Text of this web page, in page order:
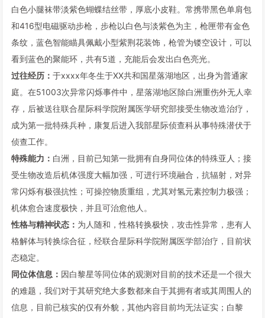
白色小腿袜带淡紫色蝴蝶结丝带，厚底小皮鞋。常携带黑色单肩包
和416型电磁驱动步枪，步枪以白色与淡紫色为主，枪匣带有金色
条纹，蓝色智能瞄具佩戴小型紫荆花装饰，枪管为镂空设计，可以
看到蓝色的聚能环，共有5道，充能后会发出白色亮光。
过往经历： 于xxxx年冬生于XX共和国星落湖地区，出身为普通家
庭。在51003次异常闪烁事件中，星落湖地区除白洲重伤外无人幸
存，后被送往联合星际科学院附属医学研究部接受生物改造治疗，
成为第一批特殊兵种，康复后进入我部星际侦查科从事特殊潜伏于
侦查工作。
特殊能力： 白洲，目前已知第一批拥有自身同位体的特殊亚人；接
受生物改造后机体强度大幅加强，可进行环境融合，抗辐射，对异
常闪烁有极强抗性；可操控物质重组，尤其对氢元素控制力极强；
机体愈合速度极快，并且可治愈他人。
性格与精神状态： 为人随和，性格转换极快，攻击性异常，患有人
格解体与转换综合征，经联合星际科学院附属医学部治疗，目前状
态稳定。
同位体信息： 因白黎星等同位体的观测对目前的技术还是一个很大
的难题，我们对于其研究绝大多数都来自于其拥有者或其周围人的
信息，目前已核实的仅有外貌，其他内容目前均无法证实；白黎